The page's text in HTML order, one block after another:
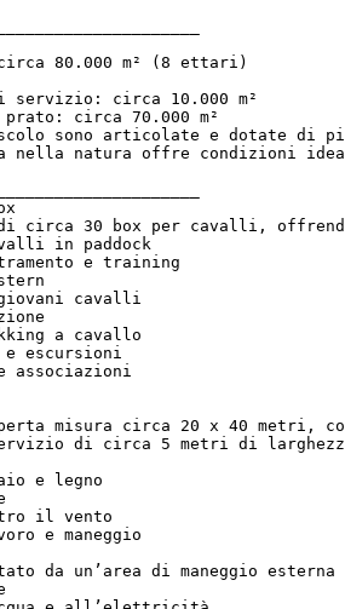
80.000 m² (8 ettari)
servizio: circa 10.000 m²
prato: circa 70.000 m²
sono articolate e dotate
nella natura offre condizioni
di circa 30 box per cavalli,
in paddock
e training
giovani cavalli
a cavallo
e escursioni
associazioni
misura circa 20 x 40 metri,
di circa 5 metri di
e legno
il vento
e maneggio
da un’area di maneggio